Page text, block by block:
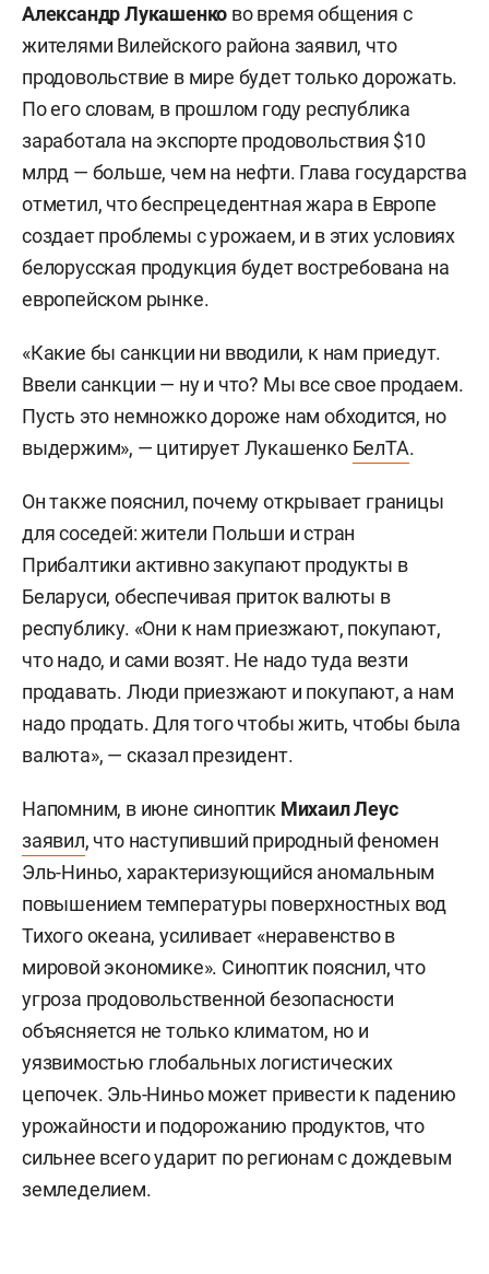
Александр Лукашенко во время общения с
жителями Вилейского района заявил, что
продовольствие в мире будет только дорожать.
По его словам, в прошлом году республика
заработала на экспорте продовольствия $10
млрд — больше, чем на нефти. Глава государства
отметил, что беспрецедентная жара в Европе
создает проблемы с урожаем, и в этих условиях
белорусская продукция будет востребована на
европейском рынке.
«Какие бы санкции ни вводили, к нам приедут.
Ввели санкции — ну и что? Мы все свое продаем.
Пусть это немножко дороже нам обходится, но
выдержим», — цитирует Лукашенко БелТА.
Он также пояснил, почему открывает границы
для соседей: жители Польши и стран
Прибалтики активно закупают продукты в
Беларуси, обеспечивая приток валюты в
республику. «Они к нам приезжают, покупают,
что надо, и сами возят. Не надо туда везти
продавать. Люди приезжают и покупают, а нам
надо продать. Для того чтобы жить, чтобы была
валюта», — сказал президент.
Напомним, в июне синоптик Михаил Леус
заявил, что наступивший природный феномен
Эль-Ниньо, характеризующийся аномальным
повышением температуры поверхностных вод
Тихого океана, усиливает «неравенство в
мировой экономике». Синоптик пояснил, что
угроза продовольственной безопасности
объясняется не только климатом, но и
уязвимостью глобальных логистических
цепочек. Эль-Ниньо может привести к падению
урожайности и подорожанию продуктов, что
сильнее всего ударит по регионам с дождевым
земледелием.